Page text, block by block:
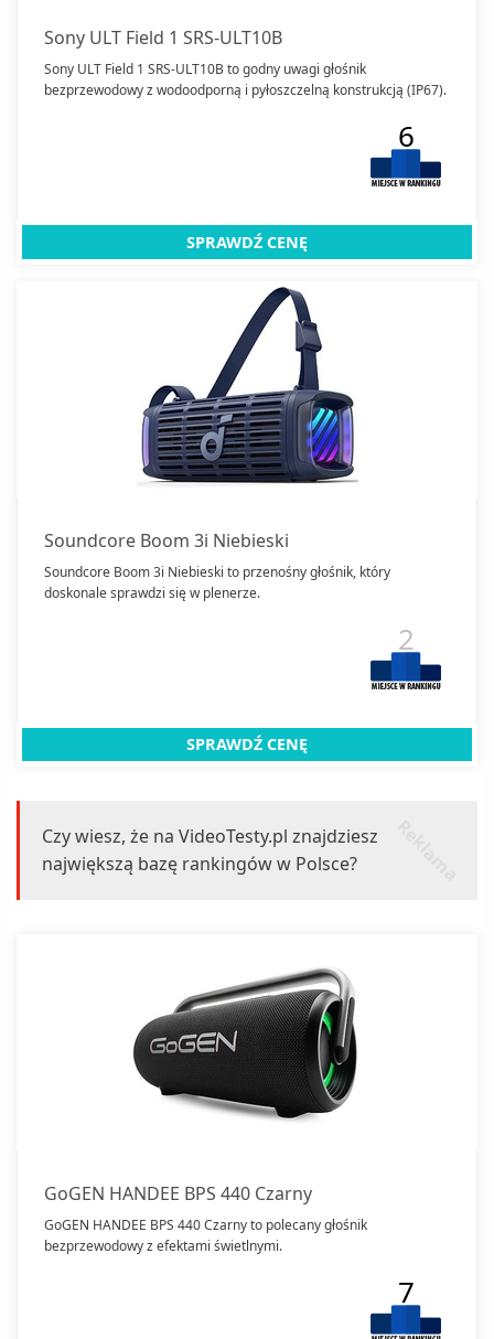
Sony ULT Field 1 SRS-ULT10B
Sony ULT Field 1 SRS-ULT10B to godny uwagi głośnik
bezprzewodowy z wodoodporną i pyłoszczelną konstrukcją (IP67).
6
SPRAWDŹ CENĘ
Soundcore Boom 3i Niebieski
Soundcore Boom 3i Niebieski to przenośny głośnik, który
doskonale sprawdzi się w plenerze.
2
SPRAWDŹ CENĘ
Czy wiesz, że na VideoTesty.pl znajdziesz
największą bazę rankingów w Polsce?
GoGEN HANDEE BPS 440 Czarny
GoGEN HANDEE BPS 440 Czarny to polecany głośnik
bezprzewodowy z efektami świetlnymi.
7